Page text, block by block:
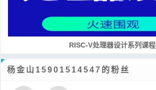
RISC-V处理器设计系列课程
杨金山15901514547的粉丝